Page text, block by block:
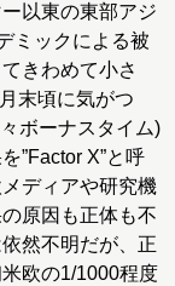
以東の東部アジ
ミックによる被
きわめて小さ
末頃に気がつ
ボーナスタイム)
”Factor X”と呼
ディアや研究機
原因も正体も不
然不明だが、正
欧の1/1000程度